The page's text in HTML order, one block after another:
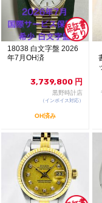
18038 白文字盤 2026
年7月OH済
3,739,800 円
黒野時計店
（インボイス対応）
OH済み